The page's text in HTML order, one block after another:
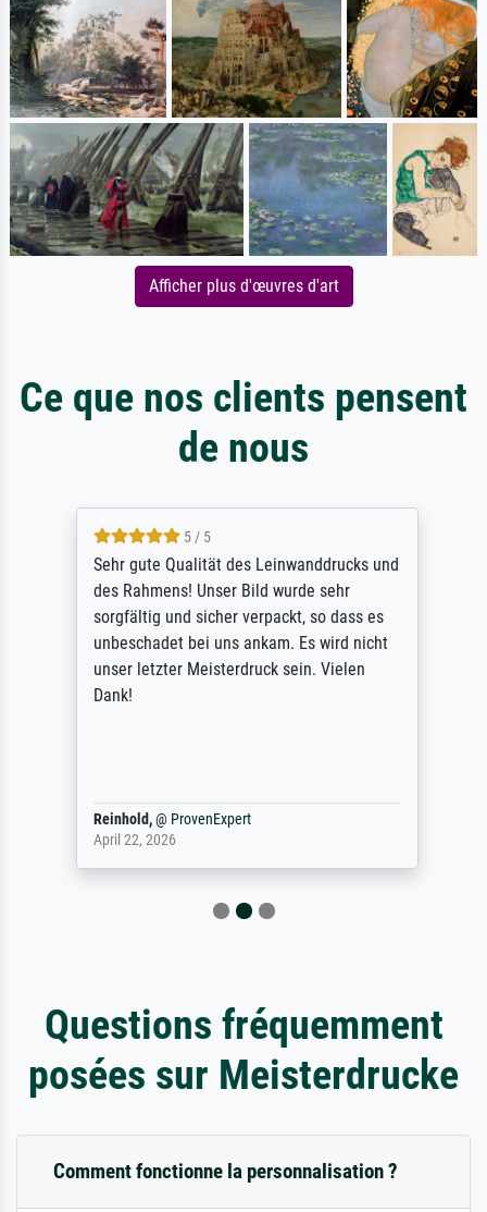
Afficher plus d'œuvres d'art
Ce que nos clients pensent
de nous
5 / 5
Sehr gute Qualität des Leinwanddrucks und
des Rahmens! Unser Bild wurde sehr
sorgfältig und sicher verpackt, so dass es
unbeschadet bei uns ankam. Es wird nicht
unser letzter Meisterdruck sein. Vielen
Dank!
Reinhold,@ ProvenExpert
April 22, 2026
Questions fréquemment
posées sur Meisterdrucke
Comment fonctionne la personnalisation ?